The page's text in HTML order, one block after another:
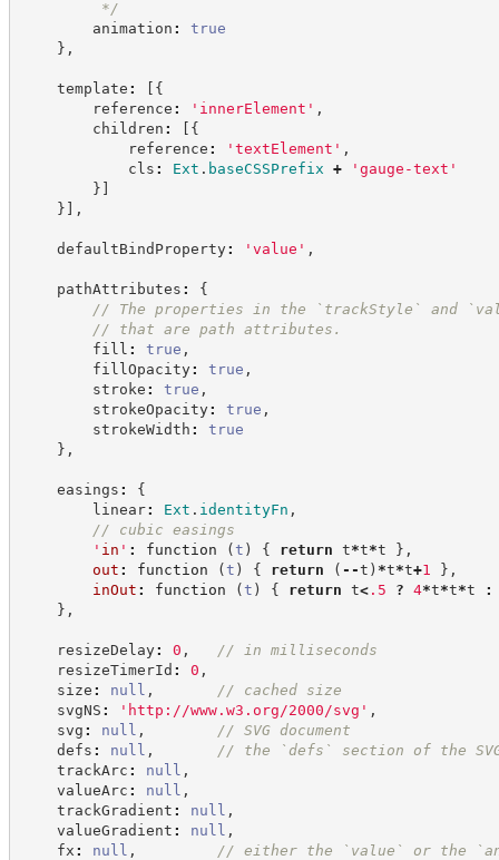
*/
animation :
true
} ,
template : [ {
reference : ' innerElement ' ,
children : [ {
reference : ' textElement ' ,
cls : Ext . baseCSSPrefix + ' gauge-text '
} ]
} ] ,
defaultBindProperty: ' value ' ,
pathAttributes :
{
// The properties in the `trackStyle` and
// that are path attributes.
fill : true ,
fillOpacity: true ,
stroke : true ,
strokeOpacity: true ,
strokeWidth :
true
} ,
easings :
{
linear: Ext . identityFn ,
// cubic easings
' in ' : function (t ) { return t*t*t } ,
out : function (t ) { return ( --t ) *t*t+1 } ,
inOut : function (t ) { return t<. 5 ? 4*t*t*t
:
} ,
resizeDelay: 0 , // in milliseconds
resizeTimerId : 0 ,
size : null , // cached size
svgNS : ' http://www.w3.org/2000/svg ' ,
svg : null , // SVG document
defs : null , // the `defs` section of the SVG
trackArc : null ,
valueArc : null ,
trackGradient : null ,
valueGradient : null ,
fx : null , // either the `value` or the